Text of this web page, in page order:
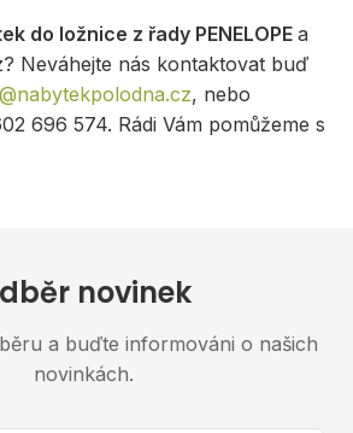
do ložnice z řady PENELOPE a
Neváhejte nás kontaktovat buď
, nebo
696 574. Rádi Vám pomůžeme s
novinek
a buďte informováni o našich
novinkách.